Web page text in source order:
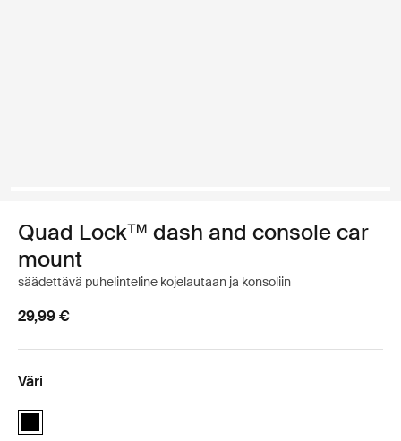
Quad Lock™ dash and console car
mount
säädettävä puhelinteline kojelautaan ja konsoliin
29,99 €
Väri
Quad Lock™ dash and console car mount Musta (selected)